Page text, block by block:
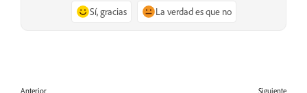
Sí, gracias La verdad es que no